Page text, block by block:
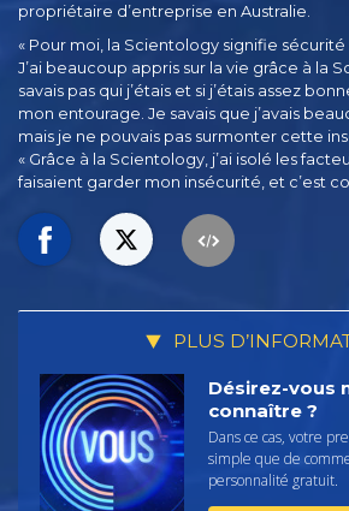
propriétaire d’entreprise en Australie.
« Pour moi, la Scientology signifie
J’ai beaucoup appris sur la vie grâce à la
savais pas qui j’étais et si j’étais assez
mon entourage. Je savais que j’avais
mais je ne pouvais pas surmonter cette
« Grâce à la Scientology, j’ai isolé les
faisaient garder mon insécurité, et c’est
PLUS
Désirez-vous
connaître ?
Dans ce cas, votre
simple que de
personnalité gratuit.